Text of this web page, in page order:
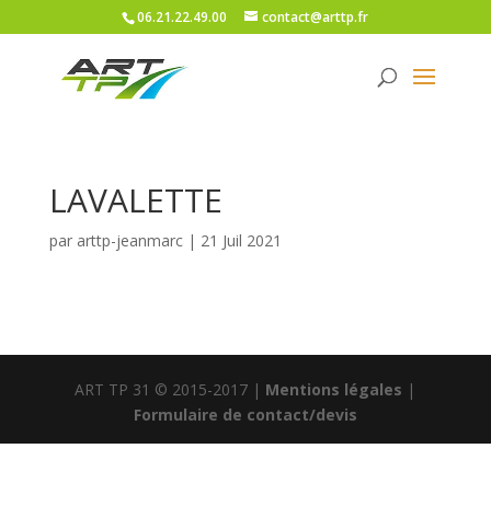
06.21.22.49.00 contact@arttp.fr
LAVALETTE
par arttp-jeanmarc| 21 Juil 2021
ART TP 31 © 2015-2017 | Mentions légales |
Formulaire de contact/devis